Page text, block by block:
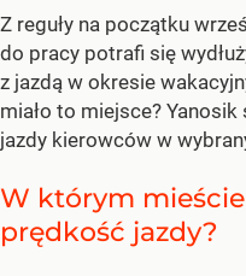
Z reguły na początku
do pracy potrafi się
z jazdą w okresie
miało to miejsce?
jazdy kierowców w
W którym
prędkość jazdy?